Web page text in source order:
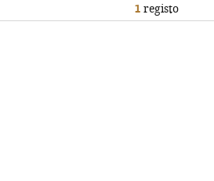
1 registo